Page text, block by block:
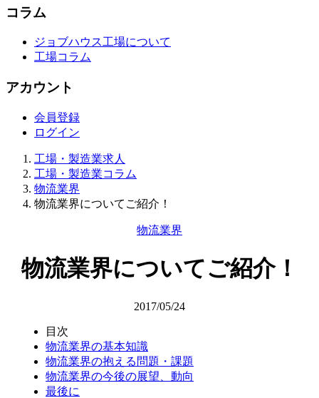
コラム
ジョブハウス工場について
工場コラム
アカウント
会員登録
ログイン
工場・製造業求人
工場・製造業コラム
物流業界
物流業界についてご紹介！
物流業界
物流業界についてご紹介！
2017/05/24
目次
物流業界の基本知識
物流業界の抱える問題・課題
物流業界の今後の展望、動向
最後に